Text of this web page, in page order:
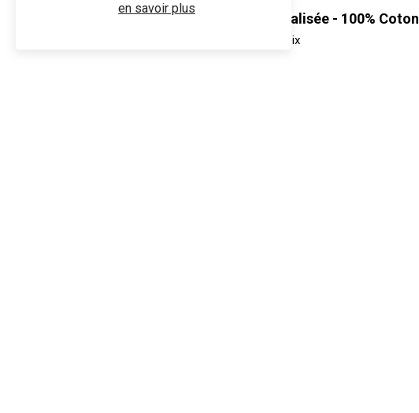
Serviette En Coton Personnalisée - 100% Coton
Serviette Coeur 50x100 cm - Sireteix
en savoir plus